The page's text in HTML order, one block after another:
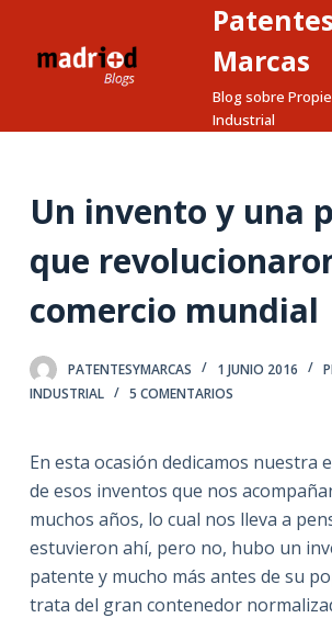
a
n
e
n
d
o
Marcas
Blog sobre
Industrial
Un invento y una
que
comercio mundial
PATENTESYMARCAS 1 JUNIO 2016
INDUSTRIAL
5 COMENTARIOS
En esta ocasión dedicamos nuestra
de esos inventos que nos
muchos años, lo cual nos lleva a
estuvieron ahí, pero no, hubo un
patente y mucho más antes de su
trata del gran contenedor